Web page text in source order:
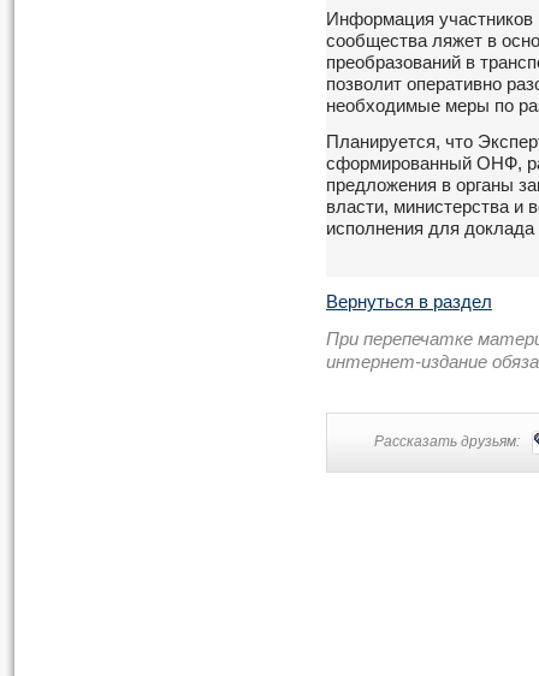
Информация
сообщества ляжет в
преобразований в
позволит оперативно
необходимые меры по
Планируется, что
сформированный ОНФ,
предложения в органы
власти, министерства и
исполнения для
Вернуться в раздел
При перепечатке
интернет-издание
Рассказать друзьям: